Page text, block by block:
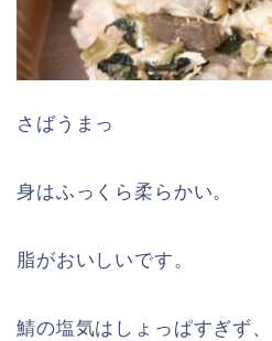
さばうまっ
身はふっくら柔らかい。
脂がおいしいです。
鯖の塩気はしょっぱすぎず